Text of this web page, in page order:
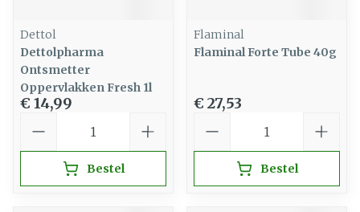
Dettol
Dettolpharma
Ontsmetter
Oppervlakken Fresh 1l
€ 14,99
Bestel
Flaminal
Flaminal Forte Tube 40g
€ 27,53
Bestel